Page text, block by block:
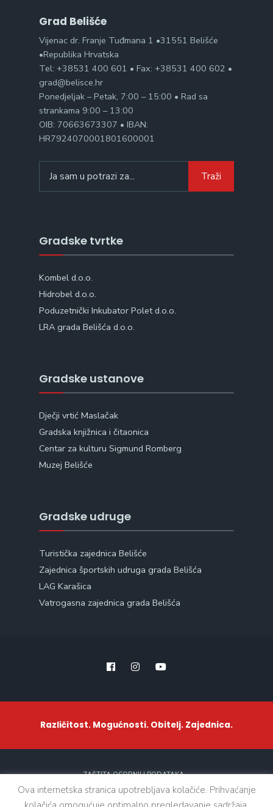
Grad Belišće
Vijenac dr. Franje Tuđmana 1 •31551 Belišće
•Republika Hrvatska
Tel: +38531 400 601 • Fax: +38531 400 602 •
grad@belisce.hr
Ponedjeljak – Petak, 7:00 – 15:00 • Rad sa
strankama 9:00 – 13:00
OIB: 70663673307 • IBAN:
HR7924070001801600001
for:
Traži
Gradske tvrtke
Kombel d.o.o.
Hidrobel d.o.o.
Poduzetnički Inkubator Polet d.o.o.
LRA grada Belišća d.o.o.
Gradske ustanove
Dječji vrtić Maslačak
Gradska knjižnica i čitaonica
Centar za kulturu Sigmund Romberg
Muzej Belišće
Gradske udruge
Turistička zajednica Belišće
Zajednica športskih udruga grada Belišća
LAG Karašica
Vatrogasna zajednica grada Belišća
Različitost. Mogućnosti. Obitelj. Zajednica.
ZAŠTITA OSOBNIH PODATAKA
Ova internetska stranica upotrebljava kolačiće. Prihvaćanje